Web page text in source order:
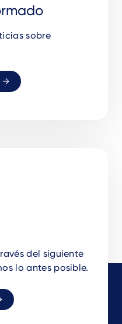
sobre
del siguiente
lo antes posible.